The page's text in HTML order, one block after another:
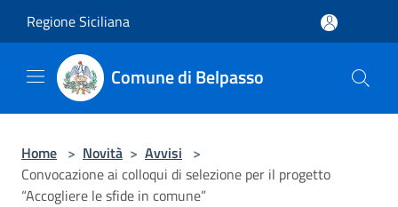
Regione Siciliana
Comune di Belpasso
Home > Novità > Avvisi >
Convocazione ai colloqui di selezione per il progetto
“Accogliere le sfide in comune”